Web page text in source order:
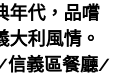
年代，品嚐
大利風情。
信義區餐廳/